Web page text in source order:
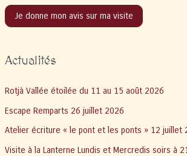
Je donne mon avis sur ma visite
Actualités
Rotjà Vallée étoilée du 11 au 15 août 2026
Escape Remparts 26 juillet 2026
Atelier écriture « le pont et les ponts » 12 juillet
Visite à la Lanterne Lundis et Mercredis soirs à